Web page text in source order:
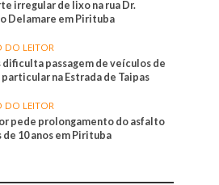
irregular de lixo na rua Dr.
Delamare em Pirituba
DO LEITOR
dificulta passagem de veículos de
na Estrada de Taipas
DO LEITOR
pede prolongamento do asfalto
de 10 anos em Pirituba